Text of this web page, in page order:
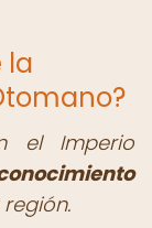
la
el Imperio